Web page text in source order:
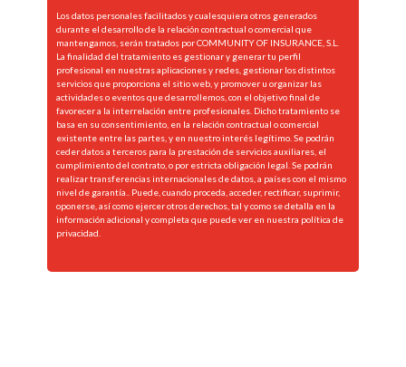
Los datos personales facilitados y cualesquiera otros generados
durante el desarrollo de la relación contractual o comercial que
mantengamos, serán tratados por COMMUNITY OF INSURANCE, S.L.
La finalidad del tratamiento es gestionar y generar tu perfil
profesional en nuestras aplicaciones y redes, gestionar los distintos
servicios que proporciona el sitio web, y promover u organizar las
actividades o eventos que desarrollemos, con el objetivo final de
favorecer a la interrelación entre profesionales. Dicho tratamiento se
basa en su consentimiento, en la relación contractual o comercial
existente entre las partes, y en nuestro interés legítimo. Se podrán
ceder datos a terceros para la prestación de servicios auxiliares, el
cumplimiento del contrato, o por estricta obligación legal. Se podrán
realizar transferencias internacionales de datos, a países con el mismo
nivel de garantía.. Puede, cuando proceda, acceder, rectificar, suprimir,
oponerse, así como ejercer otros derechos, tal y como se detalla en la
información adicional y completa que puede ver en nuestra política de
privacidad.